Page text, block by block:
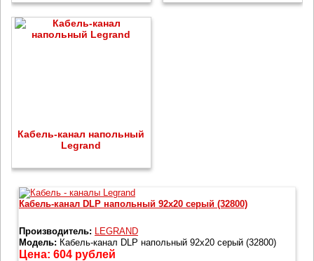
Кабель-канал напольный
Legrand
Кабель-канал DLP напольный 92х20 серый (32800)
Производитель: LEGRAND
Модель: Кабель-канал DLP напольный 92х20 серый (32800)
Цена: 604 рублей